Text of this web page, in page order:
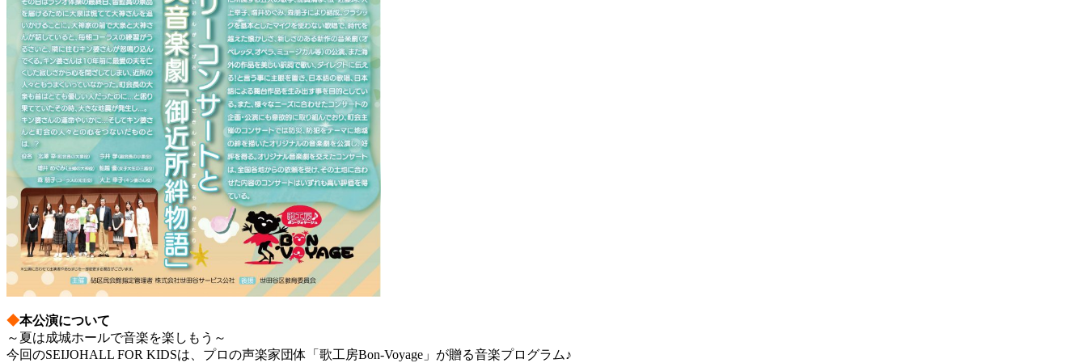
◆本公演について
～夏は成城ホールで音楽を楽しもう～
今回のSEIJOHALL FOR KIDSは、プロの声楽家団体「歌工房Bon-Voyage」が贈る音楽プログラム♪